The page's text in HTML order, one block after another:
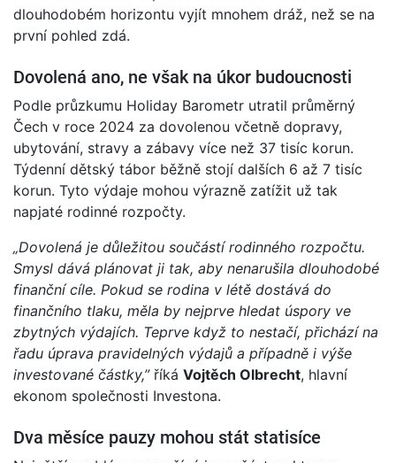
dlouhodobém horizontu vyjít mnohem dráž, než se na
první pohled zdá.
Dovolená ano, ne však na úkor budoucnosti
Podle průzkumu Holiday Barometr utratil průměrný
Čech v roce 2024 za dovolenou včetně dopravy,
ubytování, stravy a zábavy více než 37 tisíc korun.
Týdenní dětský tábor běžně stojí dalších 6 až 7 tisíc
korun. Tyto výdaje mohou výrazně zatížit už tak
napjaté rodinné rozpočty.
„Dovolená je důležitou součástí rodinného rozpočtu.
Smysl dává plánovat ji tak, aby nenarušila dlouhodobé
finanční cíle. Pokud se rodina v létě dostává do
finančního tlaku, měla by nejprve hledat úspory ve
zbytných výdajích. Teprve když to nestačí, přichází na
řadu úprava pravidelných výdajů a případně i výše
investované částky,” říká Vojtěch Olbrecht, hlavní
ekonom společnosti Investona.
Dva měsíce pauzy mohou stát statisíce